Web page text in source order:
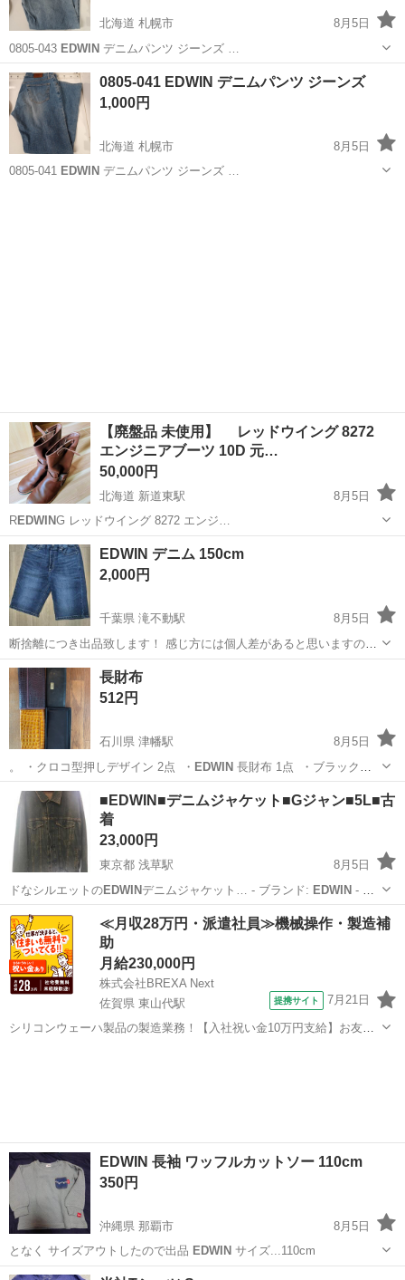
北海道 札幌市
8月5日
0805-043 EDWIN
北海道 札幌市 EDWIN
0805-041 EDWIN デニムパンツ ジーンズ
1,000円
北海道 札幌市
8月5日
0805-041 EDWIN デニムパンツ ジーンズ …
【廃盤品 未使用】 レッドウイング 8272
エンジニアブーツ 10D 元…
50,000円
北海道 新道東駅
8月5日
REDWING レッドウイング 8272 エンジ…
北海道 札幌市 新道東駅
EDWIN デニム 150cm
2,000円
千葉県 滝不動駅
8月5日
断捨離につき出品致します！ 感じ方には個人差があると思いますの
で、 あくまで中古品である事を御理解、御納得の上での お取引をお願
い致します。 神経質な方、完璧を求める方の御購入は、 トラブル防止
も含め、お控え頂いた方が無難...
千葉 船橋市 滝不動駅
長財布
512円
石川県 津幡駅
8月5日
。 ・クロコ型押しデザイン 2点 ・ EDWIN 長財布 1点 ・ブラック長
財布（箱…
石川 河北郡 小物
■EDWIN■デニムジャケット■Gジャン■5L■古
着
23,000円
東京都 浅草駅
8月5日
ドなシルエットのEDWINデニムジャケット… - ブランド: EDWIN- 素
材: デ…
東京 墨田区 浅草駅 ジャケット
≪月収28万円・派遣社員≫機械操作・製造補
助
月給230,000円
株式会社BREXA Next
佐賀県 東山代駅
提携サイト 7月21日
シリコンウェーハ製品の製造業務！【入社祝い金10万円支給】お友達
EDWIN 長袖 ワッフルカットソー 110cm
350円
沖縄県 那覇市
8月5日
となく サイズアウトしたので出品 EDWIN サイズ...110cm
沖縄 那覇市 キッズ用品